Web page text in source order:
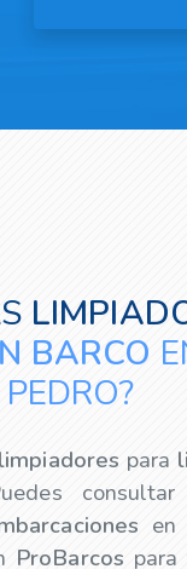
BARCO
limpiadores para
en
ProBarcos